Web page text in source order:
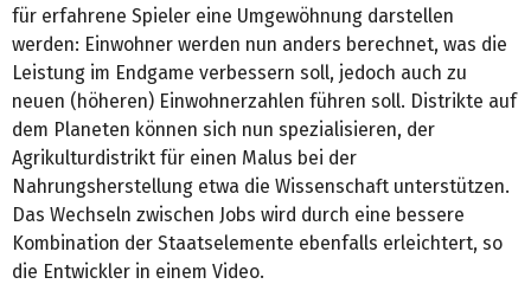
für erfahrene Spieler eine Umgewöhnung darstellen
werden: Einwohner werden nun anders berechnet, was die
Leistung im Endgame verbessern soll, jedoch auch zu
neuen (höheren) Einwohnerzahlen führen soll. Distrikte auf
dem Planeten können sich nun spezialisieren, der
Agrikulturdistrikt für einen Malus bei der
Nahrungsherstellung etwa die Wissenschaft unterstützen.
Das Wechseln zwischen Jobs wird durch eine bessere
Kombination der Staatselemente ebenfalls erleichtert, so
die Entwickler in einem Video.